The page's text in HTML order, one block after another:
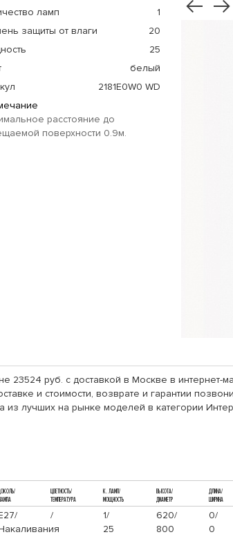
ламп
1
защиты от влаги
20
25
белый
2181E0W0 WD
расстояние до
поверхности 0.9м.
23524 руб. с доставкой в Москве в
и стоимости, возврате и гарантии
из лучших на рынке моделей в категории
ЦВЕТНОСТЬ/
ТЕМПЕРАТУРА
К. ЛАМП/
МОЩНОСТЬ
ВЫСОТА/
ДИАМЕТР
ДЛИНА/
ШИРИНА
/
1/
25
620/
800
0/
0